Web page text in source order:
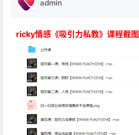
admin
ricky情感《吸引力私教》课程截图